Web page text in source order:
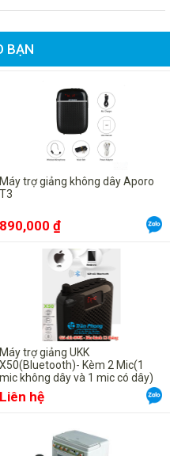
BẠN
Máy trợ giảng không dây Aporo
T3
890,000 ₫
Máy trợ giảng UKK
X50(Bluetooth)- Kèm 2 Mic(1
mic không dây và 1 mic có dây)
Liên hệ